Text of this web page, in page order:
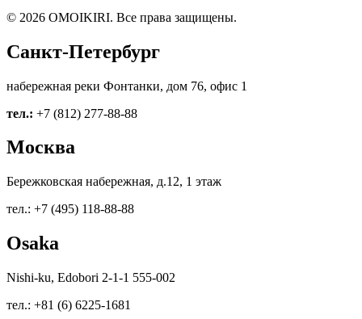
© 2026 OMOIKIRI. Все права защищены.
Санкт-Петербург
набережная реки Фонтанки, дом 76, офис 1
тел.: +7 (812) 277-88-88
Москва
Бережковская набережная, д.12, 1 этаж
тел.: +7 (495) 118-88-88
Osaka
Nishi-ku, Edobori 2-1-1 555-002
тел.: +81 (6) 6225-1681